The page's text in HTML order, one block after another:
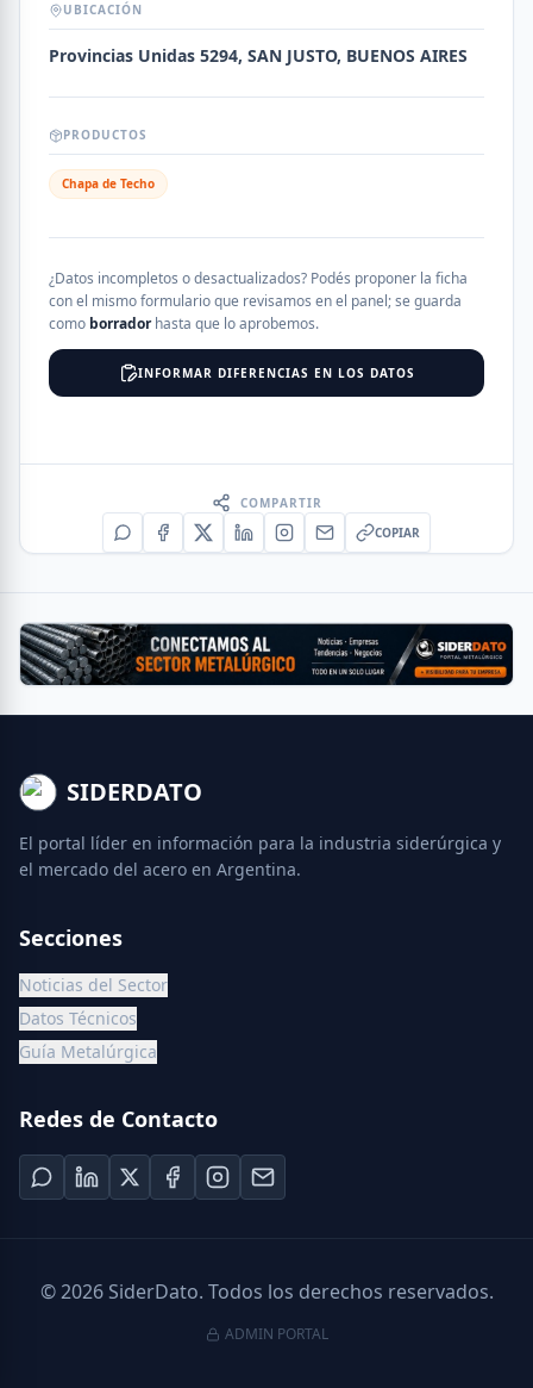
UBICACIÓN
Provincias Unidas 5294, SAN JUSTO, BUENOS AIRES
PRODUCTOS
Chapa de Techo
¿Datos incompletos o desactualizados? Podés proponer la ficha
con el mismo formulario que revisamos en el panel; se guarda
como borradorhasta que lo aprobemos.
INFORMAR DIFERENCIAS EN LOS DATOS
COMPARTIR
COPIAR
SIDERDATO
El portal líder en información para la industria siderúrgica y
el mercado del acero en Argentina.
Secciones
Noticias del Sector
Datos Técnicos
Guía Metalúrgica
Redes de Contacto
©2026SiderDato. Todos los derechos reservados.
ADMIN PORTAL